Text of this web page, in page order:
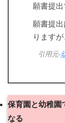
願書提出
願書提
ります
引用元-
保育園と幼稚園
なる